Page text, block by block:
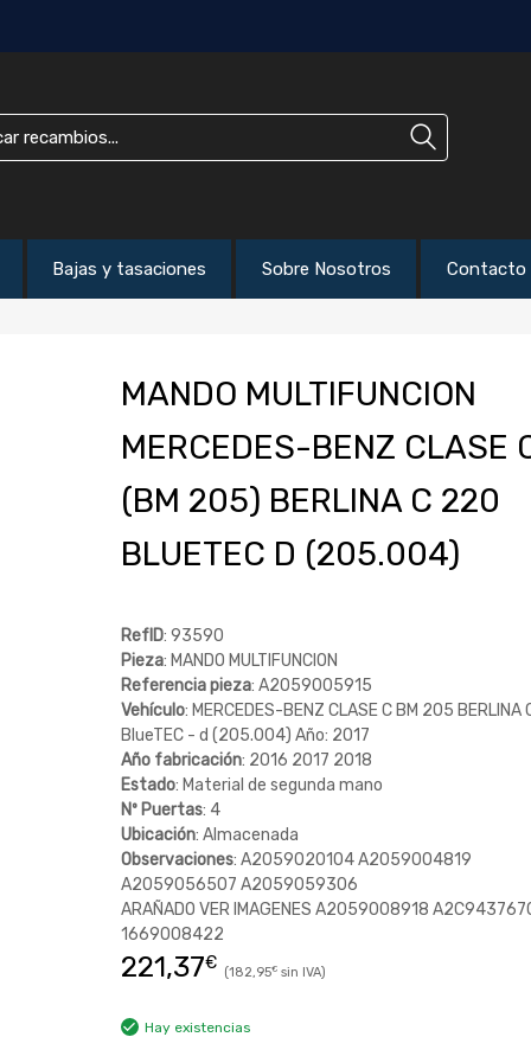
Bajas y tasaciones Sobre Nosotros Contacto
MANDO MULTIFUNCION
MERCEDES-BENZ CLASE
(BM 205) BERLINA C 220
BLUETEC D (205.004)
RefID: 93590
Pieza: MANDO MULTIFUNCION
Referencia pieza: A2059005915
Vehículo: MERCEDES-BENZ CLASE C BM 205 BERLINA
BlueTEC - d (205.004) Año: 2017
Año fabricación: 2016 2017 2018
Estado: Material de segunda mano
Nº Puertas: 4
Ubicación: Almacenada
Observaciones: A2059020104 A2059004819
A2059056507 A2059059306
ARAÑADO VER IMAGENES A2059008918
1669008422
221,37€ 182,95€
Hay existencias